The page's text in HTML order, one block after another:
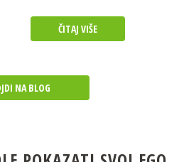
ČITAJ VIŠE
NA BLOG